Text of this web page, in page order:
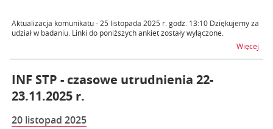
Aktualizacja komunikatu - 25 listopada 2025 r. godz. 13:10 Dziękujemy za
udział w badaniu. Linki do poniższych ankiet zostały wyłączone.
Więcej
INF STP - czasowe utrudnienia 22-
23.11.2025 r.
20 listopad 2025